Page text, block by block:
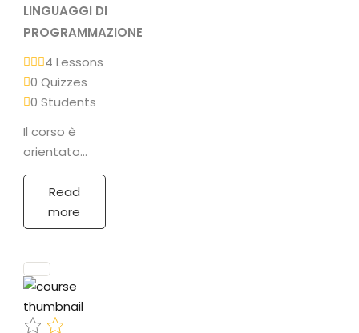
LINGUAGGI DI
PROGRAMMAZIONE
4 Lessons
0 Quizzes
0 Students
Il corso è
orientato
all’apprendimento
della
programmazione
JAVA sia a
aziendale
che per
privati.
Read
more